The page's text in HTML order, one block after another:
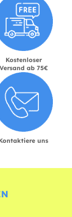
Kostenloser
Versand ab 75€
uns